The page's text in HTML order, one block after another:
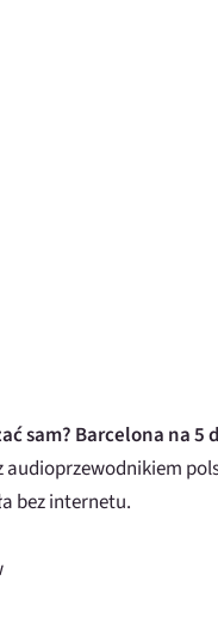
sam? Barcelona na 5
audioprzewodnikiem
bez internetu.